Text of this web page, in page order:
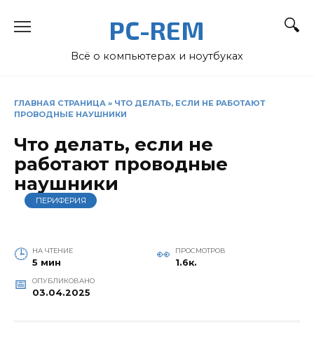
PC-REM
Всё о компьютерах и ноутбуках
ГЛАВНАЯ СТРАНИЦА » ЧТО ДЕЛАТЬ, ЕСЛИ НЕ РАБОТАЮТ
ПРОВОДНЫЕ НАУШНИКИ
Что делать, если не
работают проводные
наушники
ПЕРИФЕРИЯ
НА ЧТЕНИЕ
5 мин
ПРОСМОТРОВ
1.6к.
ОПУБЛИКОВАНО
03.04.2025